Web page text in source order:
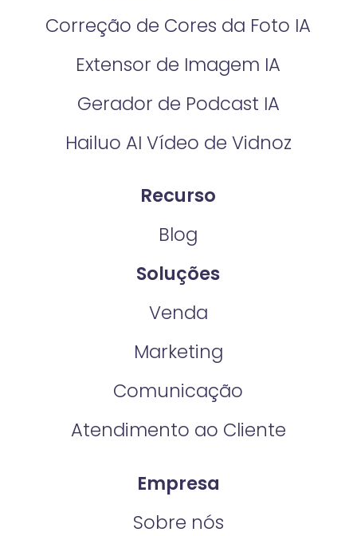
Correção de Cores da Foto IA​
Extensor de Imagem IA
Gerador de Podcast IA
Hailuo AI Vídeo de Vidnoz
Recurso
Blog
Soluções
Venda
Marketing
Comunicação
Atendimento ao Cliente
Empresa
Sobre nós